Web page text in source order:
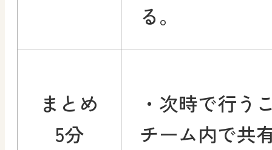
る。
まとめ
5分
・次時で行う
チーム内で共